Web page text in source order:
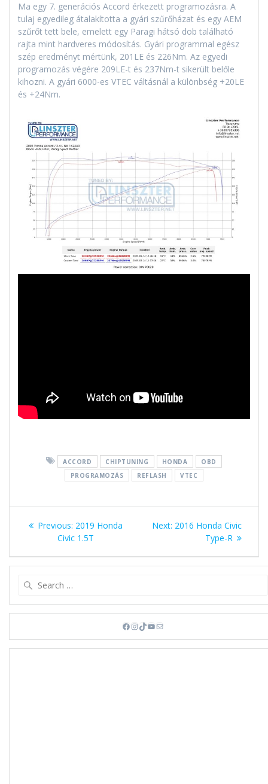
Ma egy 7. generációs Accord érkezett programozásra. A
tulaj egyedileg átalakította a gyári szűrőházat és egy AEM
szűrőt tett bele, emelett egy Paragi hátsó dob található
rajta mint hardveres módosítás. Gyári programmal egész
szép eredményt mértünk, 201LE és 226Nm. Az egyedi
programozás végére 209LE-t és 237Nm-t sikerült belőle
kihozni. A gyári 6000-es VTEC váltásnál a különbség +20LE
és +24Nm.
ACCORD CHIPTUNING HONDA
OBD
PROGRAMOZÁS
REFLASH VTEC
Bejegyzés
navigáció
Previous: Previous
post:
2019 Honda
Civic 1.5T
Next: Next
2016 Honda Civic
Type-R
Facebook
Instagram
TikTok
YouTube
Mail